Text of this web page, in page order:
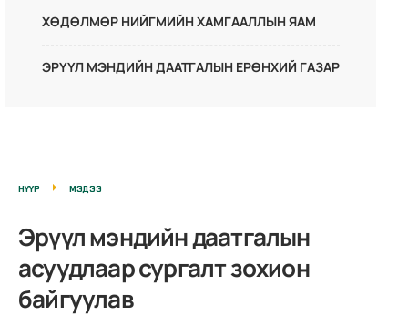
ХӨДӨЛМӨР НИЙГМИЙН ХАМГААЛЛЫН ЯАМ
ЭРҮҮЛ МЭНДИЙН ДААТГАЛЫН ЕРӨНХИЙ ГАЗАР
НҮҮР МЭДЭЭ
Эрүүл мэндийн даатгалын
асуудлаар сургалт зохион
байгуулав